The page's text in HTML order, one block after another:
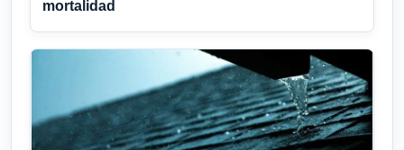
mortalidad